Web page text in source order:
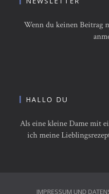
Wenn du keinen Beitrag
HALLO DU
Als eine kleine Dame mit
ich meine
IMPRESSUM UND